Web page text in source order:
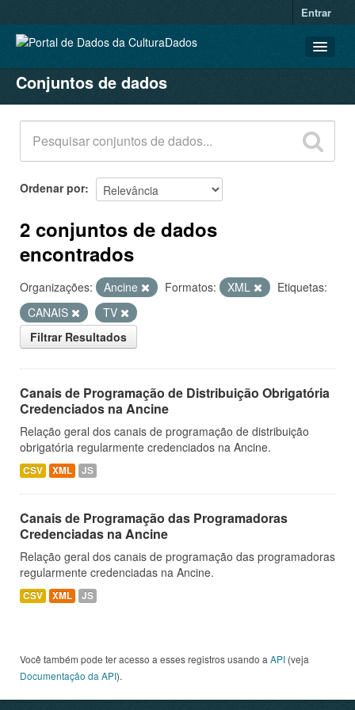
Entrar
CONJUNTOS DE DADOS
ORGANIZAÇÕES
GRUPOS
SOBRE
Conjuntos de dados
Ordenar por
2 conjuntos de dados
encontrados
Organizações: Ancine Formatos: XML
Etiquetas:
CANAIS
TV
Filtrar Resultados
Canais de Programação de Distribuição Obrigatória
Credenciados na Ancine
Relação geral dos canais de programação de distribuição
obrigatória regularmente credenciados na Ancine.
CSV XML JS
Canais de Programação das Programadoras
Credenciadas na Ancine
Relação geral dos canais de programação das programadoras
regularmente credenciadas na Ancine.
CSV XML JS
Você também pode ter acesso a esses registros usando a API (veja
Documentação da API).